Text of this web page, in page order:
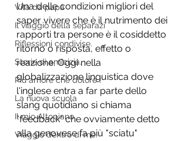
Vita da papà
Il viaggio della separazi
Riflessioni condivise.
Storie di amicizia.
Più amore che dolore !
La nuova scuola
Il mio Altopiano.
Viaggio dentro di me.
Una delle condizioni migliori del
saper vivere che è il nutrimento dei
rapporti tra persone è il cosiddetto
ritorno o risposta, effetto o
reazione. Oggi nella
globalizzazione linguistica dove
l'inglese entra a far parte dello
slang quotidiano si chiama
"feedback" che ovviamente detto
alla genovese fa più "sciatu"